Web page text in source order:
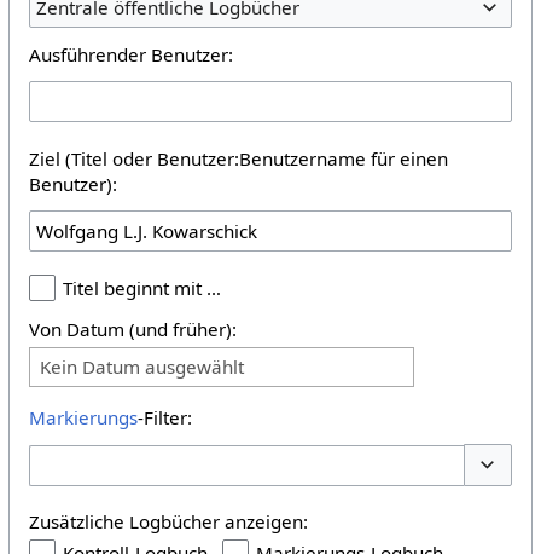
Zentrale öffentliche Logbücher
Ausführender Benutzer:
Ziel (Titel oder Benutzer:Benutzername für einen
Benutzer):
Titel beginnt mit …
Von Datum (und früher):
Kein Datum ausgewählt
Markierungs-Filter:
Zusätzliche Logbücher anzeigen: